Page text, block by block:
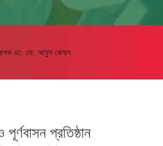
ডা: মো: আবুল কেনান
প্রতিষ্ঠান